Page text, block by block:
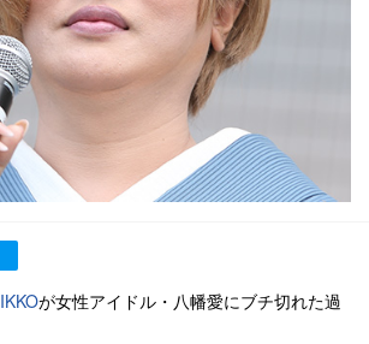
IKKOが女性アイドル・八幡愛にブチ切れた過